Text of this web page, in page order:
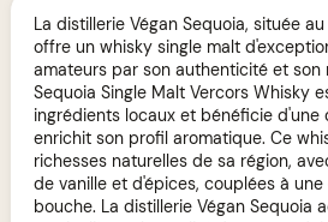
La distillerie Végan Sequoia, située
offre un whisky single malt
amateurs par son authenticité et son
Sequoia Single Malt Vercors Whisky
ingrédients locaux et bénéficie d'une
enrichit son profil aromatique. Ce
richesses naturelles de sa région,
de vanille et d'épices, couplées à
bouche. La distillerie Végan Sequoia